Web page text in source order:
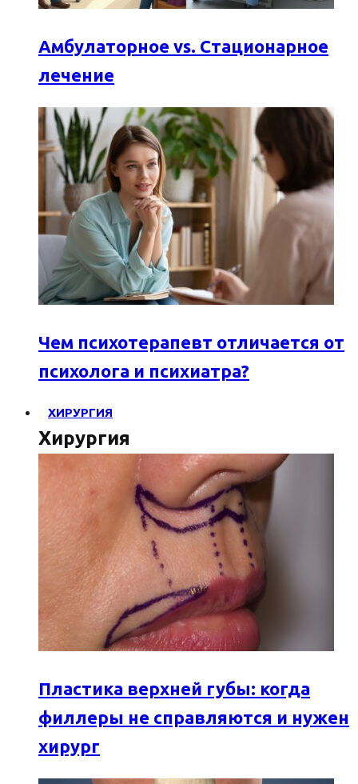
Амбулаторное vs. Стационарное
лечение
Чем психотерапевт отличается от
психолога и психиатра?
ХИРУРГИЯ
Хирургия
Пластика верхней губы: когда
филлеры не справляются и нужен
хирург